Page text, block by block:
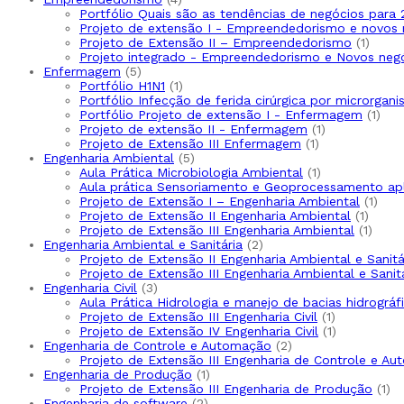
produtos
Portfólio Quais são as tendências de negócios para
Projeto de extensão I - Empreendedorismo e novos
Projeto de Extensão II – Empreendedorismo 11
Projeto integrado - Empreendedorismo e Novos
Enfermagem 55
produtos
Portfólio H1N1 11
produto
Portfólio Infecção de ferida cirúrgica por
Portfólio Projeto de extensão I - Enfermagem 11
Projeto de extensão II - Enfermagem 11
Projeto de Extensão III Enfermagem 11
Engenharia Ambiental 55
produtos
Aula Prática Microbiologia Ambiental 11
produto
Aula prática Sensoriamento e Geoprocessamento
Projeto de Extensão I – Engenharia Ambiental 11
Projeto de Extensão II Engenharia Ambiental 11
Projeto de Extensão III Engenharia Ambiental 11
Engenharia Ambiental e Sanitária 22
produtos
Projeto de Extensão II Engenharia Ambiental e
Projeto de Extensão III Engenharia Ambiental e
Engenharia Civil 33
produtos
Aula Prática Hidrologia e manejo de bacias
Projeto de Extensão III Engenharia Civil 11
produto
Projeto de Extensão IV Engenharia Civil 11
Engenharia de Controle e Automação 22
produtos
Projeto de Extensão III Engenharia de Controle e
Engenharia de Produção 11
produto
Projeto de Extensão III Engenharia de Produção 11